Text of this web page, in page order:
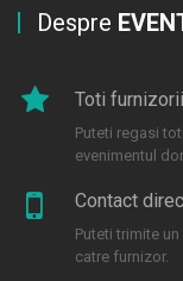
Despre
Toti
Puteti regasi
evenimentul
Contact
Puteti trimite
catre furnizor.